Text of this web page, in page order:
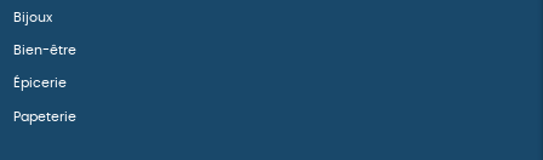
Bijoux
Bien-être
Épicerie
Papeterie